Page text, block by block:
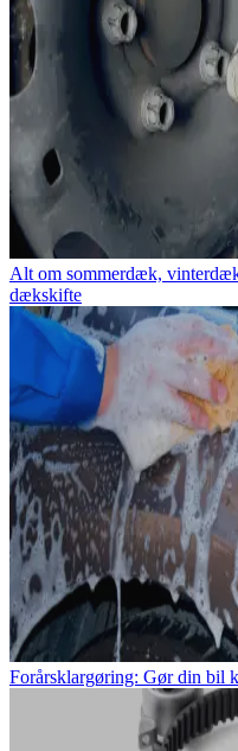
Alt om sommerdæk,
dækskifte
Forårsklargøring: Gør din bil